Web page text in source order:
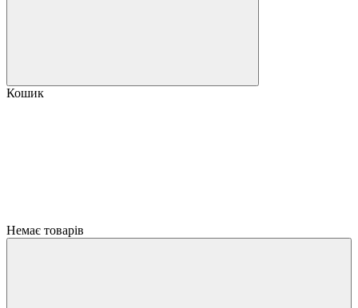
Кошик
Немає товарів